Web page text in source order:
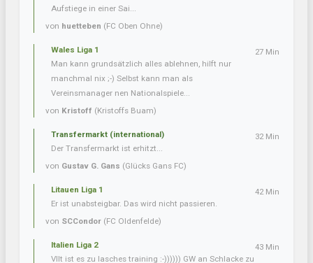
Aufstiege in einer Sai...
von huetteben (FC Oben Ohne)
Wales Liga 1
Man kann grundsätzlich alles ablehnen, hilft nur
manchmal nix ;-) Selbst kann man als
Vereinsmanager nen Nationalspiele...
von Kristoff (Kristoffs Buam)
27 Min
Transfermarkt (international)
Der Transfermarkt ist erhitzt...
von Gustav G. Gans (Glücks Gans FC)
32 Min
Litauen Liga 1
Er ist unabsteigbar. Das wird nicht passieren.
von SCCondor (FC Oldenfelde)
42 Min
Italien Liga 2
Vllt ist es zu lasches training :-)))))) GW an Schlacke zu
43 Min